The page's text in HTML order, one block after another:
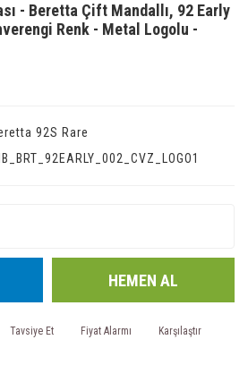
- Beretta Çift Mandallı, 92 Early
Renk - Metal Logolu -
92S Rare
HEMEN AL
Tavsiye Et Fiyat Alarmı Karşılaştır